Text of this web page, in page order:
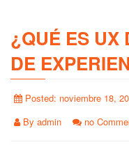
¿QUÉ ES UX
DE
Posted: noviembre 18,
By admin no